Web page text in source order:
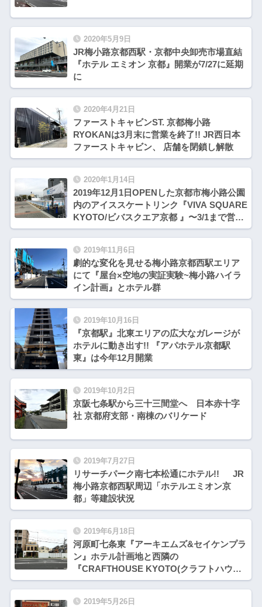
2020年5月9日
JR梅小路京都西駅・京都中央卸売市場直結
『ホテル エミオン 京都』開業が7/27に延期
に
2020年4月21日
ファーストキャビンST. 京都梅小路
RYOKANは3月末に営業を終了!! JR西日本
ファーストキャビン、 店舗を閉鎖し解散
2020年1月14日
2019年12月1日OPENした京都市梅小路公園
内のアイススケートリンク『VIVA SQUARE
KYOTO/ビバスクエア京都 』〜3/1まで営
業 & そびえ建つホテル群達
2019年11月6日
劇的な変化を見せる梅小路京都西駅エリア
にて『屋台×空地の実証実験~梅小路ハイラ
イン計画』とホテル群
2019年10月16日
『京都駅』北東エリアの広大なガレージが
ホテルに動き出す!! 『アパホテル京都駅
東』は今年12月開業
2019年10月2日
京阪七条駅から三十三間堂へ 日本赤十字
社 京都府支部・南棟のバリケード
2019年7月27日
リサーチパーク南七本松通にホテル!! JR
梅小路京都西駅周辺「ホテルエミオン京
都」等建設状況
2019年6月18日
河原町七条東『アーキエムズ&セイケンプラ
ン』ホテル計画地と西隣の
『CRAFTHOUSE KYOTO(クラフトハウス
京都)』
2019年5月26日